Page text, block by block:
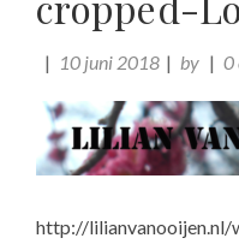
10 juni 2018 by 0
http://lilianvanooijen.nl/